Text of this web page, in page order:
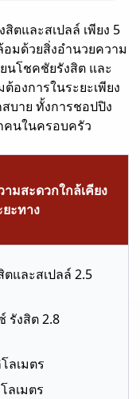
ตและสเปลล์ เพียง 5
อมด้วยสิ่งอำนวยความ
นโชคชัยรังสิต และ
องการในระยะเพียง
บาย ทั้งการชอปปิง
นในครอบครัว
มสะดวกใกล้เคียง
ะทาง
และสเปลล์ 2.5
รังสิต 2.8
ลเมตร
ลเมตร